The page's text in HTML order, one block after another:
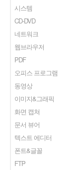
시스템
CD-DVD
네트워크
웹브라우저
PDF
오피스 프로그램
동영상
이미지&그래픽
화면 캡쳐
문서 뷰어
텍스트 에디터
폰트&글꼴
FTP